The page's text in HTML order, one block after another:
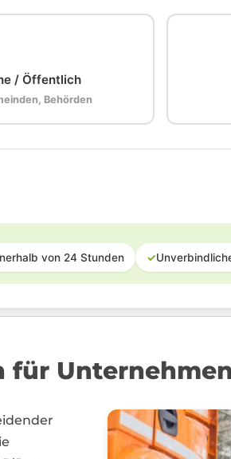
/ Öffentlich
Behörden
von 24 Stunden ✓
für